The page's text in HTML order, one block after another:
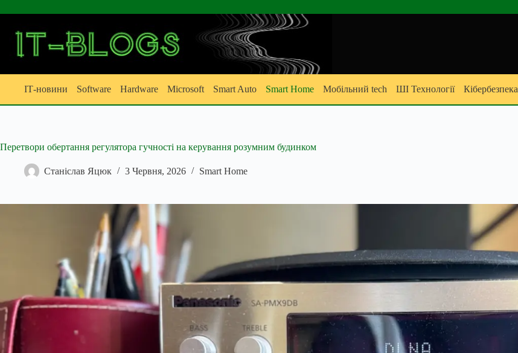
до
ІТ-новини Software Hardware Microsoft Smart Auto Smart Home Мобільний tech ШІ Технології Кібербезпека
Перетвори обертання регулятора гучності на керування розумним будинком
Станіслав Яцюк 3 Червня, 2026 Smart Home